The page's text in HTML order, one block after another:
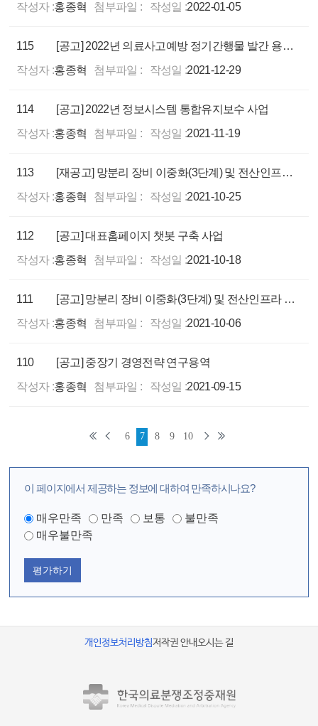
작성자 :홍종혁 첨부파일 : 작성일 :2022-01-05
115
[공고] 2022년 의료사고예방 정기간행물 발간 용역 사업
작성자 :홍종혁 첨부파일 : 작성일 :2021-12-29
114
[공고] 2022년 정보시스템 통합유지보수 사업
작성자 :홍종혁 첨부파일 : 작성일 :2021-11-19
113
[재공고] 망분리 장비 이중화(3단계) 및 전산인프라 고도화사업
작성자 :홍종혁 첨부파일 : 작성일 :2021-10-25
112
[공고] 대표홈페이지 챗봇 구축 사업
작성자 :홍종혁 첨부파일 : 작성일 :2021-10-18
111
[공고] 망분리 장비 이중화(3단계) 및 전산인프라 고도화사업
작성자 :홍종혁 첨부파일 : 작성일 :2021-10-06
110
[공고] 중장기 경영전략 연구용역
작성자 :홍종혁 첨부파일 : 작성일 :2021-09-15
6 7 8 9 10
이 페이지에서 제공하는 정보에 대하여 만족하시나요?
매우만족 만족 보통
불만족
매우불만족
평가하기
개인정보처리방침저작권 안내오시는 길